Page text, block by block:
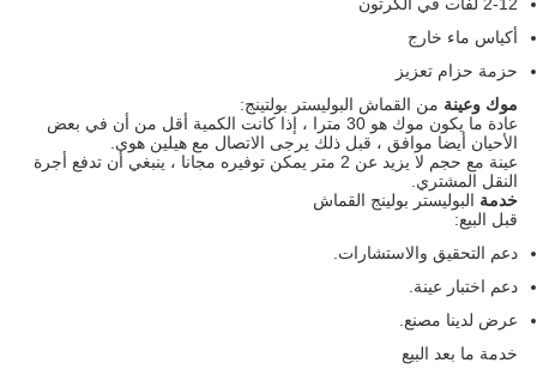
أكياس ماء خارج
حزمة حزام تعزيز
موك وعينةمن القماش البوليستر بولتينج:
عادة ما يكون موك هو 30 مترا ، إذا كانت الكمية أقل من أن في بعض
الأحيان أيضا موافق ، قبل ذلك يرجى الاتصال مع هيلين هوى.
عينة مع حجم لا يزيد عن 2 متر يمكن توفيره مجانا ، ينبغي أن تدفع أجرة
النقل المشتري.
خدمةالبوليستر بولينج القماش
قبل البيع:
دعم التحقيق والاستشارات.
دعم اختبار عينة.
عرض لدينا مصنع.
خدمة ما بعد البيع